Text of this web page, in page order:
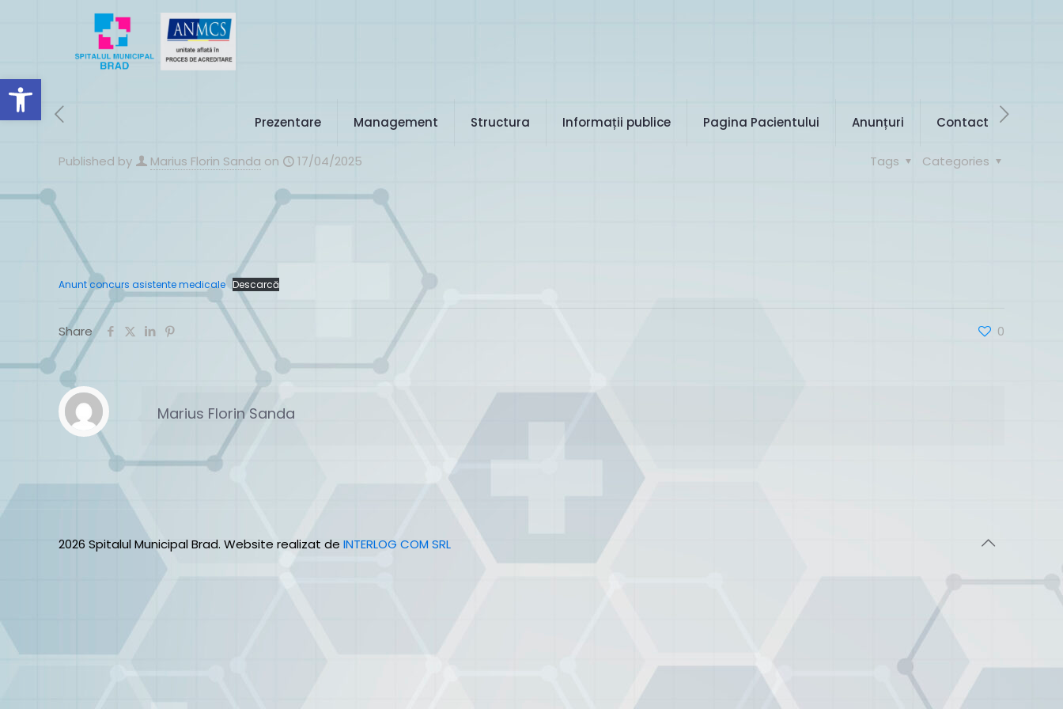
Deschide bara de unelte
Prezentare Management Structura Informații publice Pagina Pacientului Anunțuri Contact
Published by Marius Florin Sanda on 17/04/2025 Categories
Tags
Anunt concurs asistente medicale Descarcă
Share 0
Marius Florin Sanda
2026 Spitalul Municipal Brad. Website realizat de INTERLOG COM SRL